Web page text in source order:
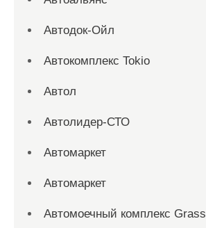
Автодок-Ойл
Автокомплекс Tokio
Автол
Автолидер-СТО
Автомаркет
Автомаркет
Автомоечный комплекс Grass